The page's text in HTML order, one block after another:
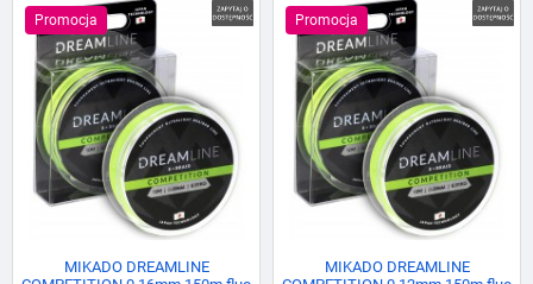
Promocja
MIKADO DREAMLINE
Promocja
MIKADO DREAMLINE